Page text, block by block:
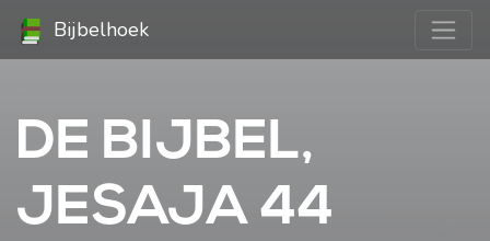
Bijbelhoek
DE BIJBEL,
JESAJA 44